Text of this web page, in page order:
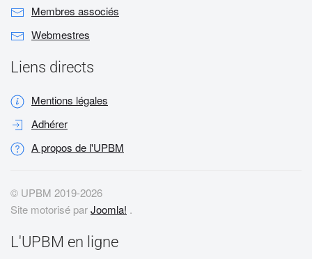
Membres associés
Webmestres
Liens directs
Mentions légales
Adhérer
A propos de l'UPBM
© UPBM 2019-2026
Site motorisé parJoomla! .
L'UPBM en ligne